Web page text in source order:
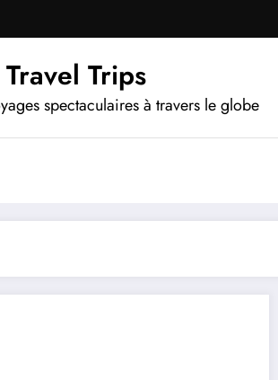
Travel Trips
spectaculaires à travers le globe